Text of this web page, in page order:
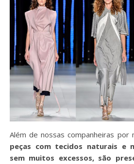
Além de nossas companheiras por
peças com tecidos naturais e
sem muitos excessos, são